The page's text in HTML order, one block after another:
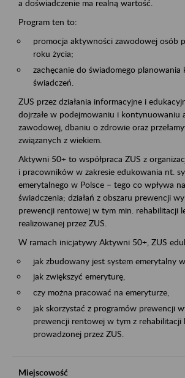
a doświadczenie ma realną wartość.
Program ten to:
promocja aktywności zawodowej osób
roku życia;
zachęcanie do świadomego planowania
świadczeń.
ZUS przez działania informacyjne i
dojrzałe w podejmowaniu i kontynuowaniu
zawodowej, dbaniu o zdrowie oraz
związanych z wiekiem.
Aktywni 50+ to współpraca ZUS z
i pracowników w zakresie edukowania nt.
emerytalnego w Polsce – tego co wpływa
świadczenia; działań z obszaru prewencji
prewencji rentowej w tym min. rehabilitacji
realizowanej przez ZUS.
W ramach inicjatywy Aktywni 50+, ZUS
jak zbudowany jest system emerytalny w
jak zwiększyć emeryturę,
czy można pracować na emeryturze,
jak skorzystać z programów prewencji
prewencji rentowej w tym z rehabilitacji
prowadzonej przez ZUS.
Miejscowość